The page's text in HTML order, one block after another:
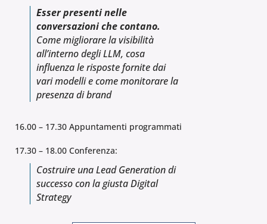
Esser presenti nelle
conversazioni che contano.
Come migliorare la visibilità
all’interno degli LLM, cosa
influenza le risposte fornite dai
vari modelli e come monitorare la
presenza di brand
16.00 – 17.30 Appuntamenti programmati
17.30 – 18.00 Conferenza:
Costruire una Lead Generation di
successo con la giusta Digital
Strategy